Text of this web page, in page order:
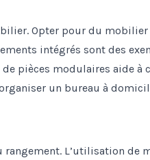
Opter pour du
intégrés sont des
pièces modulaires aide à
un bureau à
L’utilisation de